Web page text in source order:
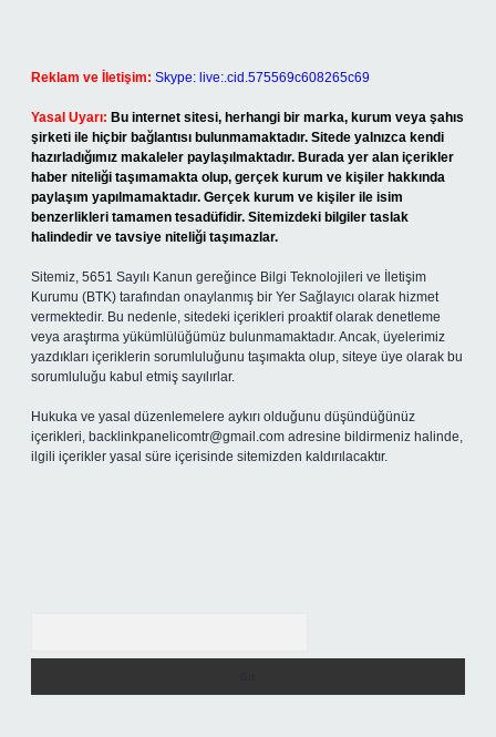
Reklam ve İletişim: Skype: live:.cid.575569c608265c69
Yasal Uyarı: Bu internet sitesi, herhangi bir marka, kurum veya şahıs
şirketi ile hiçbir bağlantısı bulunmamaktadır. Sitede yalnızca kendi
hazırladığımız makaleler paylaşılmaktadır. Burada yer alan içerikler
haber niteliği taşımamakta olup, gerçek kurum ve kişiler hakkında
paylaşım yapılmamaktadır. Gerçek kurum ve kişiler ile isim
benzerlikleri tamamen tesadüfidir. Sitemizdeki bilgiler taslak
halindedir ve tavsiye niteliği taşımazlar.
Sitemiz, 5651 Sayılı Kanun gereğince Bilgi Teknolojileri ve İletişim
Kurumu (BTK) tarafından onaylanmış bir Yer Sağlayıcı olarak hizmet
vermektedir. Bu nedenle, sitedeki içerikleri proaktif olarak denetleme
veya araştırma yükümlülüğümüz bulunmamaktadır. Ancak, üyelerimiz
yazdıkları içeriklerin sorumluluğunu taşımakta olup, siteye üye olarak bu
sorumluluğu kabul etmiş sayılırlar.
Hukuka ve yasal düzenlemelere aykırı olduğunu düşündüğünüz
içerikleri, backlinkpanelicomtr@gmail.com adresine bildirmeniz halinde,
ilgili içerikler yasal süre içerisinde sitemizden kaldırılacaktır.